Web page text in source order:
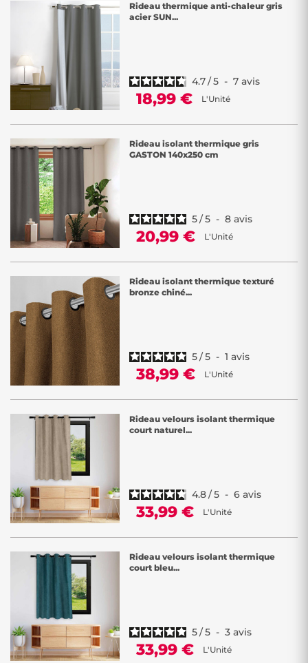
Rideau thermique anti-chaleur gris
acier SUN...
4.7/5 - 7 avis
18,99 € L'Unité
Rideau isolant thermique gris
GASTON 140x250 cm
5/5 - 8 avis
20,99 € L'Unité
Rideau isolant thermique texturé
bronze chiné...
5/5 - 1 avis
38,99 € L'Unité
Rideau velours isolant thermique
court naturel...
4.8/5 - 6 avis
33,99 € L'Unité
Rideau velours isolant thermique
court bleu...
5/5 - 3 avis
33,99 € L'Unité